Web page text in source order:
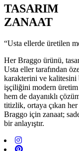
TASARIM
ZANAAT
“Usta ellerde üretilen
Her Braggo ürünü,
Usta eller tarafından
karakterini ve kalitesini
işçiliğini modern
hem de dayanıklı
titizlik, ortaya çıkan
Braggo için zanaat;
bir anlayıştır.